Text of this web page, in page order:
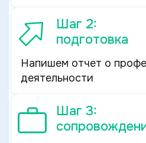
Шаг 2:
подготовка
Напишем отчет о
деятельности
Шаг 3: